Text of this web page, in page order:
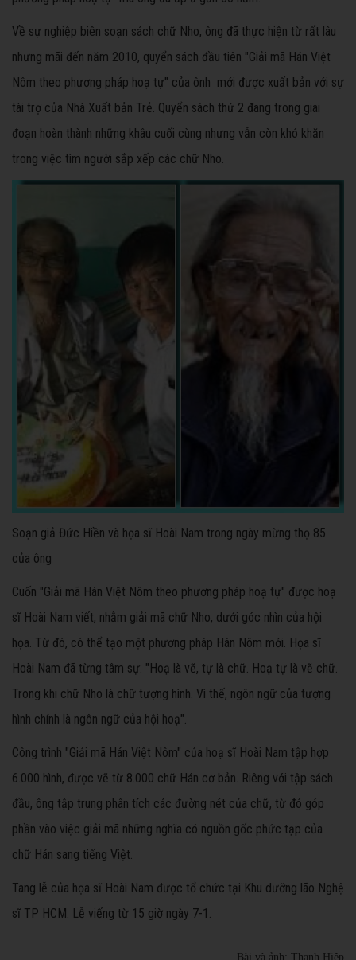
Về sự nghiệp biên soạn sách chữ Nho, ông đã thực hiện từ rất lâu
nhưng mãi đến năm 2010, quyển sách đầu tiên "Giải mã Hán Việt
Nôm theo phương pháp hoạ tự" của ônh mới được xuất bản với sự
tài trợ của Nhà Xuất bản Trẻ. Quyển sách thứ 2 đang trong giai
đoạn hoàn thành những khâu cuối cùng nhưng vẫn còn khó khăn
trong việc tìm người sắp xếp các chữ Nho.
Soạn giả Đức Hiền và họa sĩ Hoài Nam trong ngày mừng thọ 85
của ông
Cuốn "Giải mã Hán Việt Nôm theo phương pháp hoạ tự" được hoạ
sĩ Hoài Nam viết, nhằm giải mã chữ Nho, dưới góc nhìn của hội
họa. Từ đó, có thể tạo một phương pháp Hán Nôm mới. Họa sĩ
Hoài Nam đã từng tâm sự: "Hoạ là vẽ, tự là chữ. Hoạ tự là vẽ chữ.
Trong khi chữ Nho là chữ tượng hình. Vì thế, ngôn ngữ của tượng
hình chính là ngôn ngữ của hội hoạ".
Công trình "Giải mã Hán Việt Nôm" của hoạ sĩ Hoài Nam tập hợp
6.000 hình, được vẽ từ 8.000 chữ Hán cơ bản. Riêng với tập sách
đầu, ông tập trung phân tích các đường nét của chữ, từ đó góp
phần vào việc giải mã những nghĩa có nguồn gốc phức tạp của
chữ Hán sang tiếng Việt.
Tang lễ của họa sĩ Hoài Nam được tổ chức tại Khu dưỡng lão Nghệ
sĩ TP HCM. Lễ viếng từ 15 giờ ngày 7-1.
Bài và ảnh: Thanh Hiệp